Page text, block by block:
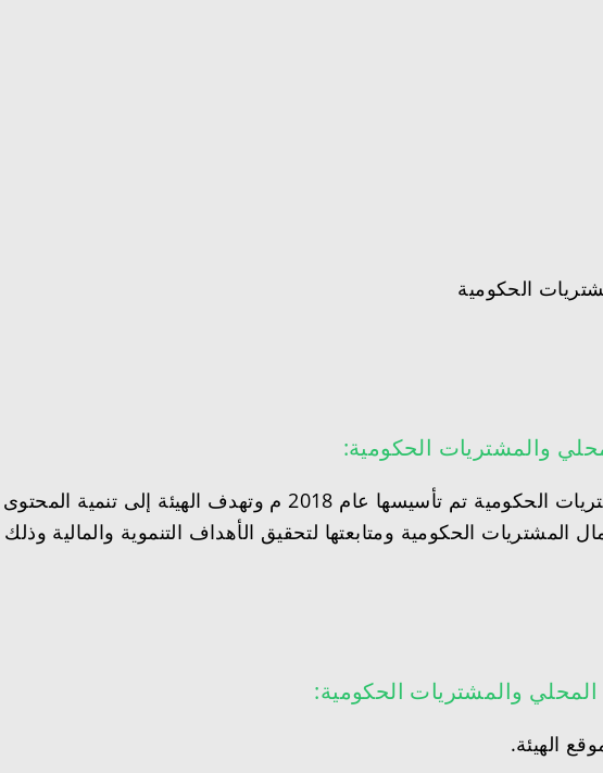
الحكومية
والمشتريات الحكومية:
هيئة المحتوى المحلي والمشتريات الحكومية تم تأسيسها
المشتريات الحكومية ومتابعتها لتحقيق الأهداف التنموية
المحلي والمشتريات الحكومية:
الهيئة.